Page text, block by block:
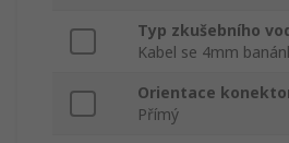
Typ zkušebního
Kabel se 4mm
Orientace
Přímý